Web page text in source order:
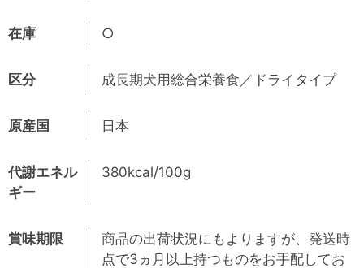
在庫 ○
区分 成長期犬用総合栄養食／ドライタイプ
原産国 日本
代謝エネル
ギー
380kcal/100g
賞味期限
商品の出荷状況にもよりますが、発送時
点で3ヵ月以上持つものをお手配してお